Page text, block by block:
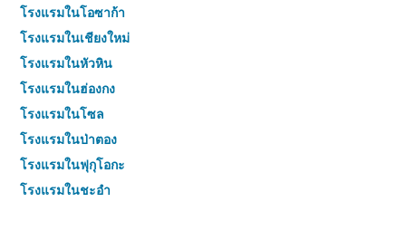
โรงแรมในโอซาก้า
โรงแรมในเชียงใหม่
โรงแรมในหัวหิน
โรงแรมในฮ่องกง
โรงแรมในโซล
โรงแรมในป่าตอง
โรงแรมในฟุกุโอกะ
โรงแรมในชะอำ